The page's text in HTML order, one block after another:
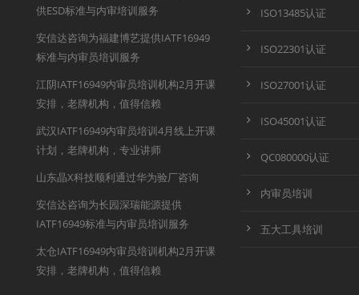
供ESD标准与内审培训服务
安信达咨询为福建博艺提供IATF16949
标准与内审员培训服务
江阴IATF16949内审员培训机构2月开课
安排，老牌机构，值得信赖
武汉IATF16949内审员培训4月线上开课
计划，老牌机构，专业讲师
山东晶X科技顺利通过华为验厂咨询
安信达咨询为长园深瑞能源提供
IATF16949标准与内审员培训服务
太仓IATF16949内审员培训机构2月开课
安排，老牌机构，值得信赖
ISO13485认证
ISO22301认证
ISO27001认证
ISO45001认证
QC080000认证
内审员培训
五大工具培训